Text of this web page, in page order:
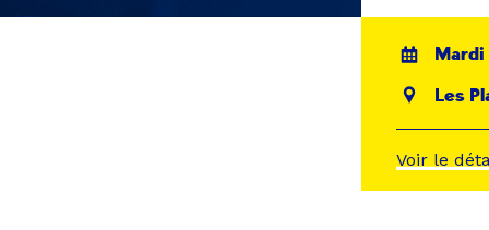
Mardi
Les
Voir le